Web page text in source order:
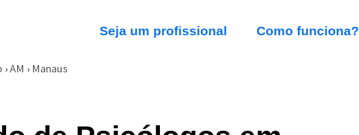
Seja um profissional Como funciona?
› AM › Manaus